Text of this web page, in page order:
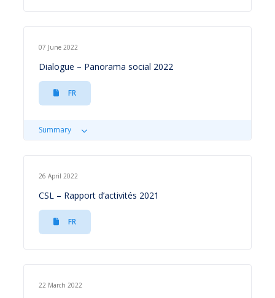
07 June 2022
Dialogue – Panorama social 2022
FR
Summary
26 April 2022
CSL – Rapport d’activités 2021
FR
22 March 2022